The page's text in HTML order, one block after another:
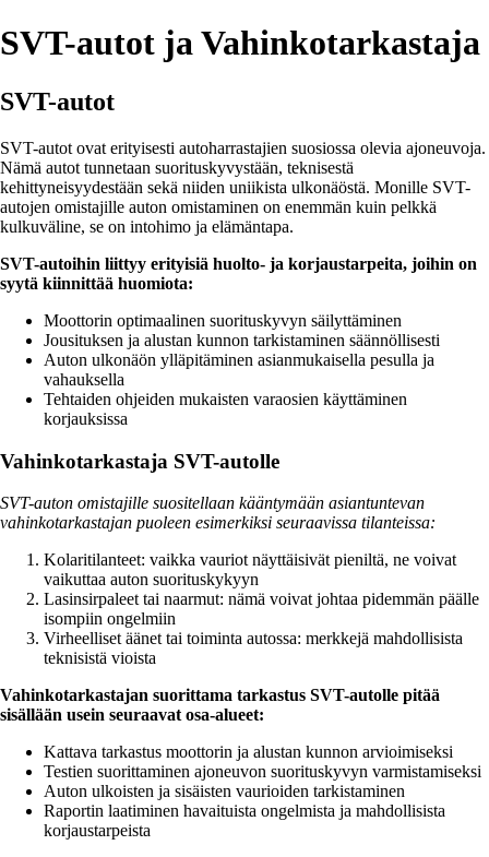
SVT-autot ja Vahinkotarkastaja
SVT-autot
SVT-autot ovat erityisesti autoharrastajien suosiossa olevia ajoneuvoja.
Nämä autot tunnetaan suorituskyvystään, teknisestä
kehittyneisyydestään sekä niiden uniikista ulkonäöstä. Monille SVT-
autojen omistajille auton omistaminen on enemmän kuin pelkkä
kulkuväline, se on intohimo ja elämäntapa.
SVT-autoihin liittyy erityisiä huolto- ja korjaustarpeita, joihin on
syytä kiinnittää huomiota:
Moottorin optimaalinen suorituskyvyn säilyttäminen
Jousituksen ja alustan kunnon tarkistaminen säännöllisesti
Auton ulkonäön ylläpitäminen asianmukaisella pesulla ja
vahauksella
Tehtaiden ohjeiden mukaisten varaosien käyttäminen
korjauksissa
Vahinkotarkastaja SVT-autolle
SVT-auton omistajille suositellaan kääntymään asiantuntevan
vahinkotarkastajan puoleen esimerkiksi seuraavissa tilanteissa:
Kolaritilanteet: vaikka vauriot näyttäisivät pieniltä, ne voivat
vaikuttaa auton suorituskykyyn
Lasinsirpaleet tai naarmut: nämä voivat johtaa pidemmän päälle
isompiin ongelmiin
Virheelliset äänet tai toiminta autossa: merkkejä mahdollisista
teknisistä vioista
Vahinkotarkastajan suorittama tarkastus SVT-autolle pitää
sisällään usein seuraavat osa-alueet:
Kattava tarkastus moottorin ja alustan kunnon arvioimiseksi
Testien suorittaminen ajoneuvon suorituskyvyn varmistamiseksi
Auton ulkoisten ja sisäisten vaurioiden tarkistaminen
Raportin laatiminen havaituista ongelmista ja mahdollisista
korjaustarpeista